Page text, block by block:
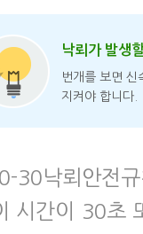
낙뢰가 발생
번개를 보면
지켜야 합니다.
30낙뢰안전
시간이 30초